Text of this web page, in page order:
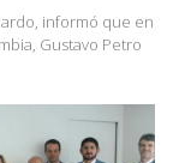
informó que en
Gustavo Petro